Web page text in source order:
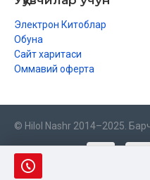
Электрон Китоблар
Обуна
Сайт харитаси
Оммавий оферта
© Hilol Nashr 2014–2025.